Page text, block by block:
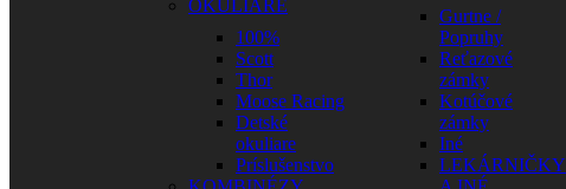
OKULIARE
100%
Scott
Thor
Moose Racing
Detské
okuliare
Príslušenstvo
Gurtne /
Popruhy
Reťazové
zámky
Kotúčové
zámky
Iné
LEKÁRNIČKY